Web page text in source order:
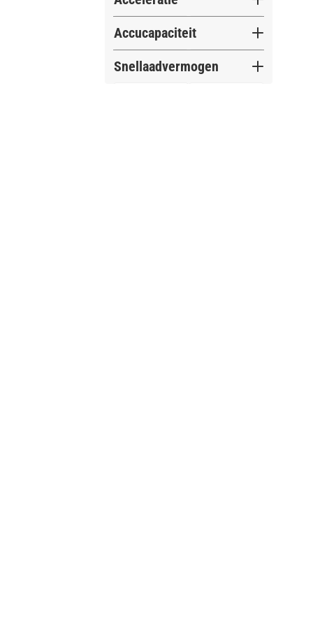
Accucapaciteit
Snellaadvermogen